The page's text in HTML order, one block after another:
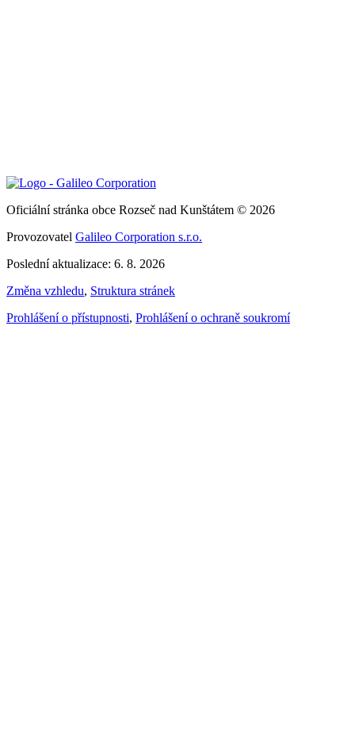
Oficiální stránka obce Rozseč nad Kunštátem © 2026
Provozovatel Galileo Corporation s.r.o.
Poslední aktualizace: 6. 8. 2026
Změna vzhledu, Struktura stránek
Prohlášení o přístupnosti, Prohlášení o ochraně soukromí